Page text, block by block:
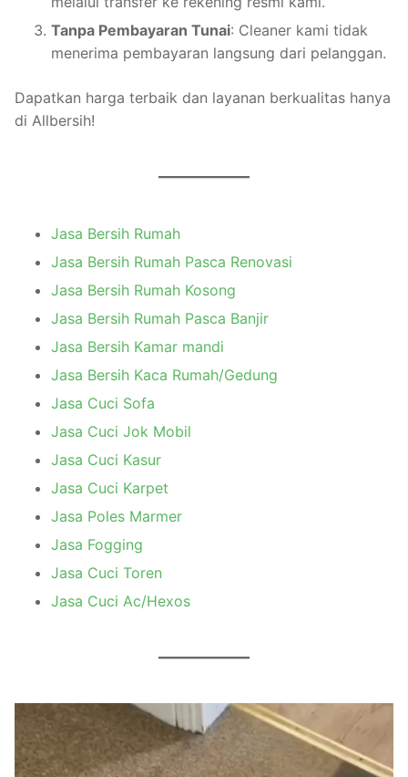
Tanpa Pembayaran Tunai: Cleaner kami tidak
menerima pembayaran langsung dari pelanggan.
Dapatkan harga terbaik dan layanan berkualitas hanya
di Allbersih!
Jasa Bersih Rumah
Jasa Bersih Rumah Pasca Renovasi
Jasa Bersih Rumah Kosong
Jasa Bersih Rumah Pasca Banjir
Jasa Bersih Kamar mandi
Jasa Bersih Kaca Rumah/Gedung
Jasa Cuci Sofa
Jasa Cuci Jok Mobil
Jasa Cuci Kasur
Jasa Cuci Karpet
Jasa Poles Marmer
Jasa Fogging
Jasa Cuci Toren
Jasa Cuci Ac/Hexos